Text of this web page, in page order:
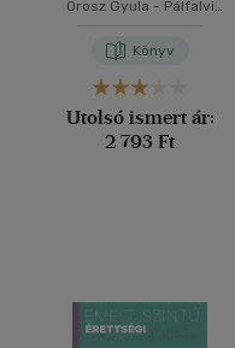
Orosz Gyula - Pálfalvi
Könyv
Utolsó ismert ár:
2 793 Ft